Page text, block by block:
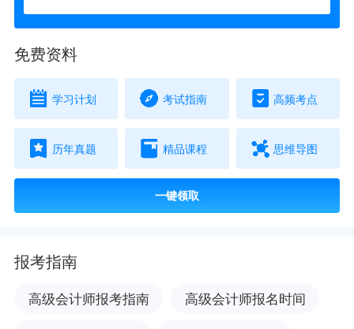
免费资料
学习计划 考试指南 高频考点
历年真题 精品课程 思维导图
一键领取
报考指南
高级会计师报考指南
高级会计师报名时间